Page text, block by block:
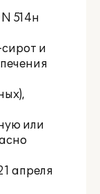
514н
и
или
апреля